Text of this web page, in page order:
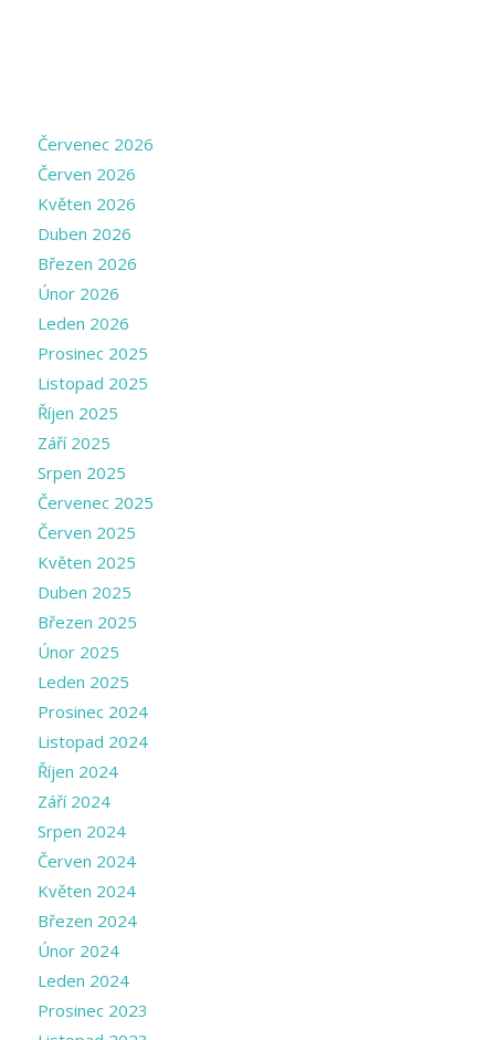
Červenec 2026
Červen 2026
Květen 2026
Duben 2026
Březen 2026
Únor 2026
Leden 2026
Prosinec 2025
Listopad 2025
Říjen 2025
Září 2025
Srpen 2025
Červenec 2025
Červen 2025
Květen 2025
Duben 2025
Březen 2025
Únor 2025
Leden 2025
Prosinec 2024
Listopad 2024
Říjen 2024
Září 2024
Srpen 2024
Červen 2024
Květen 2024
Březen 2024
Únor 2024
Leden 2024
Prosinec 2023